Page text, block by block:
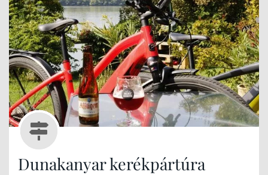
Dunakanyar kerékpártúra